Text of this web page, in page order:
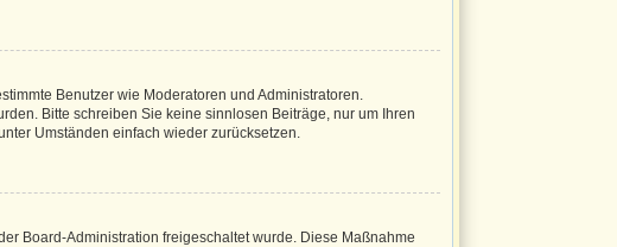
Benutzer wie Moderatoren und Administratoren.
Bitte schreiben Sie keine sinnlosen Beiträge, nur um Ihren
Umständen einfach wieder zurücksetzen.
Board-Administration freigeschaltet wurde. Diese Maßnahme